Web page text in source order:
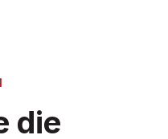
die